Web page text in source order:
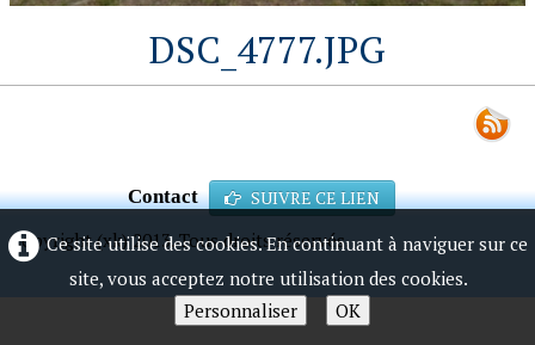
DSC_4777.JPG
Contact SUIVRE CE LIEN
Copyright (xk) 2013. Tous droits réservés.
Ce site utilise des cookies. En continuant à naviguer sur ce
site, vous acceptez notre utilisation des cookies.
Personnaliser
OK